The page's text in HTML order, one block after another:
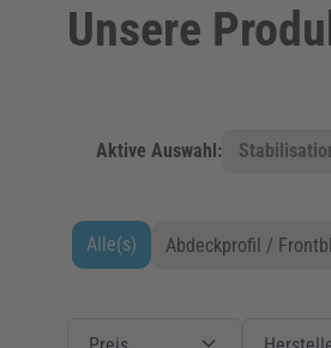
Unsere
Aktive Auswahl:
Alle(s) Abdeckprofil /